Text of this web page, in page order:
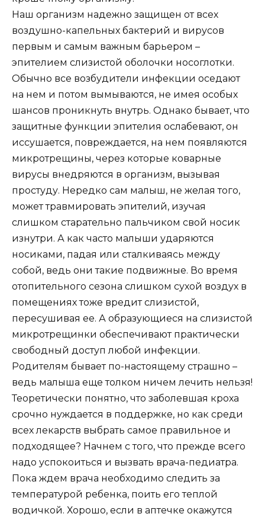
Наш организм надежно защищен от всех
воздушно-капельных бактерий и вирусов
первым и самым важным барьером –
эпителием слизистой оболочки носоглотки.
Обычно все возбудители инфекции оседают
на нем и потом вымываются, не имея особых
шансов проникнуть внутрь. Однако бывает, что
защитные функции эпителия ослабевают, он
иссушается, повреждается, на нем появляются
микротрещины, через которые коварные
вирусы внедряются в организм, вызывая
простуду. Нередко сам малыш, не желая того,
может травмировать эпителий, изучая
слишком старательно пальчиком свой носик
изнутри. А как часто малыши ударяются
носиками, падая или сталкиваясь между
собой, ведь они такие подвижные. Во время
отопительного сезона слишком сухой воздух в
помещениях тоже вредит слизистой,
пересушивая ее. А образующиеся на слизистой
микротрещинки обеспечивают практически
свободный доступ любой инфекции.
Родителям бывает по-настоящему страшно –
ведь малыша еще толком ничем лечить нельзя!
Теоретически понятно, что заболевшая кроха
срочно нуждается в поддержке, но как среди
всех лекарств выбрать самое правильное и
подходящее? Начнем с того, что прежде всего
надо успокоиться и вызвать врача-педиатра.
Пока ждем врача необходимо следить за
температурой ребенка, поить его теплой
водичкой. Хорошо, если в аптечке окажутся